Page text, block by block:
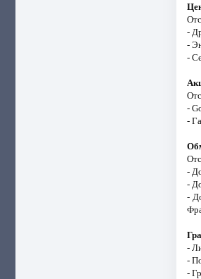
-
-
-
-
-
-
-
-
-
-
-